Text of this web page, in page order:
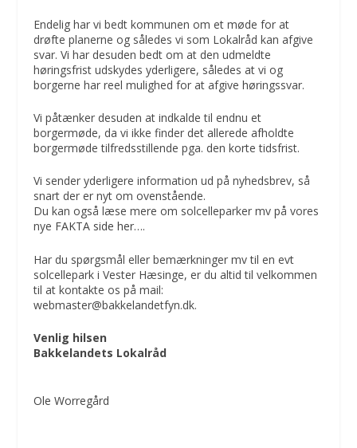
Endelig har vi bedt kommunen om et møde for at
drøfte planerne og således vi som Lokalråd kan afgive
svar. Vi har desuden bedt om at den udmeldte
høringsfrist udskydes yderligere, således at vi og
borgerne har reel mulighed for at afgive høringssvar.
Vi påtænker desuden at indkalde til endnu et
borgermøde, da vi ikke finder det allerede afholdte
borgermøde tilfredsstillende pga. den korte tidsfrist.
Vi sender yderligere information ud på nyhedsbrev, så
snart der er nyt om ovenstående.
Du kan også læse mere om solcelleparker mv på vores
nye FAKTA side her….
Har du spørgsmål eller bemærkninger mv til en evt
solcellepark i Vester Hæsinge, er du altid til velkommen
til at kontakte os på mail:
webmaster@bakkelandetfyn.dk.
Venlig hilsen
Bakkelandets Lokalråd
Ole Worregård